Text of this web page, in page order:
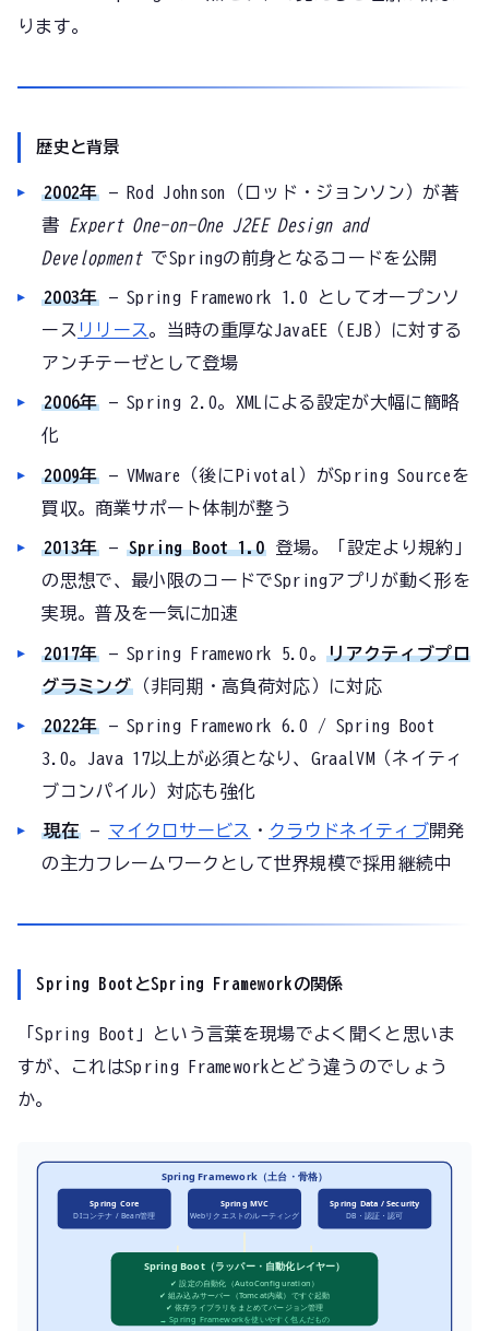
ります。
歴史と背景
2002年 — Rod Johnson（ロッド・ジョンソン）が著
書
Expert One-on-One J2EE Design and
DevelopmentでSpringの前身となるコードを公開
2003年 — Spring Framework 1.0 としてオープンソ
ース リリース 。当時の重厚なJavaEE（EJB）に対する
アンチテーゼとして登場
2006年 — Spring 2.0。XMLによる設定が大幅に簡略
化
2009年 — VMware（後にPivotal）がSpring Sourceを
買収。商業サポート体制が整う
2013年 —Spring Boot 1.0 登場。「設定より規約」
の思想で、最小限のコードでSpringアプリが動く形を
実現。普及を一気に加速
2017年 — Spring Framework 5.0。 リアクティブプロ
グラミング（非同期・高負荷対応）に対応
2022年 — Spring Framework 6.0 / Spring Boot
3.0。Java 17以上が必須となり、GraalVM（ネイティ
ブコンパイル）対応も強化
現在 — マイクロサービス ・ クラウドネイティブ開発
の主力フレームワークとして世界規模で採用継続中
Spring BootとSpring Frameworkの関係
「Spring Boot」という言葉を現場でよく聞くと思いま
すが、これはSpring Frameworkとどう違うのでしょう
か。
Spring Framework（土台・骨格）
Spring Core
DIコンテナ / Bean管理
Spring MVC
Webリクエストのルーティング
Spring Data / Security
DB・認証・認可
Spring Boot（ラッパー・自動化レイヤー）
✔ 設定の自動化（AutoConfiguration）
✔ 組み込みサーバー（Tomcat内蔵）ですぐ起動
✔ 依存ライブラリをまとめてバージョン管理
→ Spring Frameworkを使いやすく包んだもの